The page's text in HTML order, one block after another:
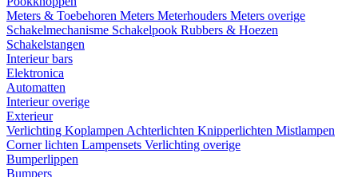
Meters & Toebehoren Meters Meterhouders Meters overige
Schakelmechanisme Schakelpook Rubbers & Hoezen
Schakelstangen
Interieur bars
Elektronica
Automatten
Interieur overige
Exterieur
Verlichting Koplampen Achterlichten Knipperlichten Mistlampen
Corner lichten Lampensets Verlichting overige
Bumperlippen
Bumpers